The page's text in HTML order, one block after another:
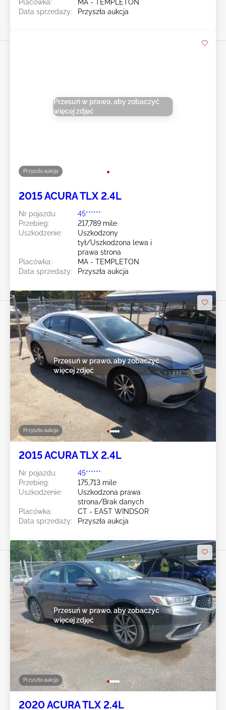
Placówka:
MA - TEMPLETON
Data sprzedaży:
Przyszła aukcja
Przyszła aukcja
Przesuń w prawo, aby zobaczyć
więcej zdjęć
2015 ACURA TLX 2.4L
Nr pojazdu:
45******
Przebieg:
217,789 mile
Uszkodzenie:
Uszkodzony
tył/Uszkodzona lewa i
prawa strona
Placówka:
MA - TEMPLETON
Data sprzedaży:
Przyszła aukcja
Przyszła aukcja
Przesuń w prawo, aby zobaczyć
więcej zdjęć
2015 ACURA TLX 2.4L
Nr pojazdu:
45******
Przebieg:
175,713 mile
Uszkodzenie:
Uszkodzona prawa
strona/Brak danych
Placówka:
CT - EAST WINDSOR
Data sprzedaży:
Przyszła aukcja
Przyszła aukcja
Przesuń w prawo, aby zobaczyć
więcej zdjęć
2020 ACURA TLX 2.4L